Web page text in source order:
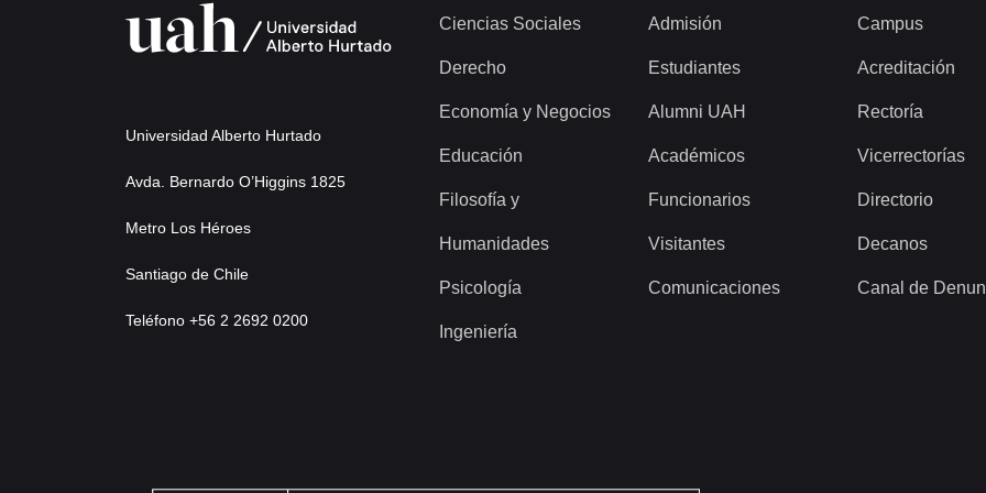
Universidad Alberto Hurtado
Avda. Bernardo O’Higgins 1825
Metro Los Héroes
Santiago de Chile
Teléfono +56 2 2692 0200
Ciencias Sociales
Derecho
Economía y Negocios
Educación
Filosofía y
Humanidades
Psicología
Ingeniería
Admisión
Estudiantes
Alumni UAH
Académicos
Funcionarios
Visitantes
Comunicaciones
Campus
Acreditación
Rectoría
Vicerrectorías
Directorio
Decanos
Canal de